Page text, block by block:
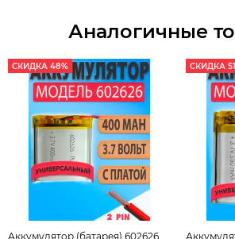
Аналогичные
СКИДКА 48%
Аккумулятор (батарея) 602626
СКИДКА